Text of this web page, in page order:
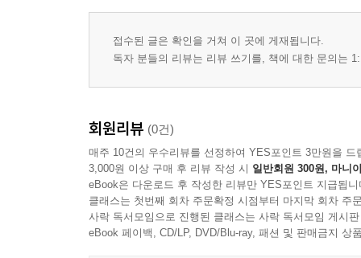
접수된 글은 확인을 거쳐 이 곳에 게재됩니다.
독자 분들의 리뷰는 리뷰 쓰기를, 책에 대한 문의는
회원리뷰 (0건)
매주 10건의 우수리뷰를 선정하여 YES포인트 3만원을 드
3,000원 이상 구매 후 리뷰 작성 시 일반회원 300원, 마니
eBook은 다운로드 후 작성한 리뷰만 YES포인트 지급됩니
클래스는 첫번째 회차 주문확정 시점부터 마지막 회차 주
사락 독서모임으로 진행된 클래스는 사락 독서모임 게시
eBook 페이백, CD/LP, DVD/Blu-ray, 패션 및 판매금지 상